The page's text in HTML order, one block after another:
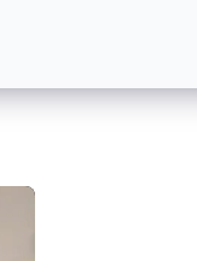
pöttyözésnél